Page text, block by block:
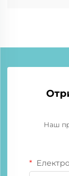
Наш